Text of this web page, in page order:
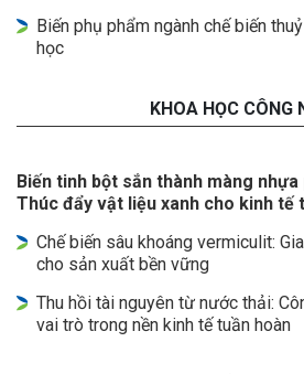
Biến phụ phẩm ngành chế biến
học
KHOA HỌC CÔNG
Biến tinh bột sắn thành màng
Thúc đẩy vật liệu xanh cho kinh tế
Chế biến sâu khoáng vermiculit:
cho sản xuất bền vững
Thu hồi tài nguyên từ nước thải:
vai trò trong nền kinh tế tuần hoàn